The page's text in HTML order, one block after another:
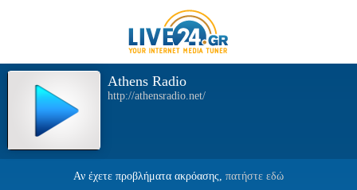
Athens Radio
http://athensradio.net/
Αν έχετε προβλήματα ακρόασης, πατήστε εδώ